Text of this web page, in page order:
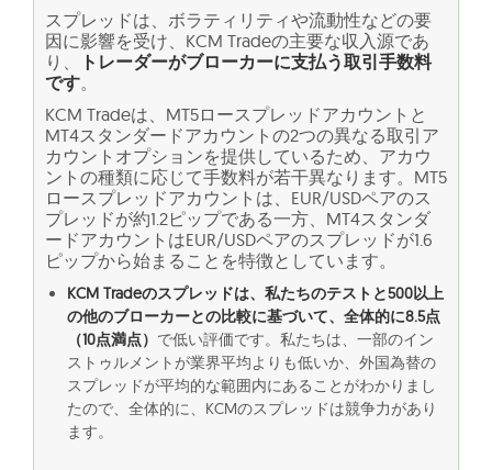
スプレッドは、ボラティリティや流動性などの要
因に影響を受け、KCM Tradeの主要な収入源であ
り、
トレーダーがブローカーに支払う取引手数料
です。
KCM Tradeは、MT5ロースプレッドアカウントと
MT4スタンダードアカウントの2つの異なる取引ア
カウントオプションを提供しているため、アカウ
ントの種類に応じて手数料が若干異なります。MT5
ロースプレッドアカウントは、EUR/USDペアのス
プレッドが約1.2ピップである一方、MT4スタンダ
ードアカウントはEUR/USDペアのスプレッドが1.6
ピップから始まることを特徴としています。
KCM Tradeのスプレッドは、私たちのテストと500以上
の他のブローカーとの比較に基づいて、全体的に8.5点
（10点満点） で低い評価です。私たちは、一部のイン
ストゥルメントが業界平均よりも低いか、外国為替の
スプレッドが平均的な範囲内にあることがわかりまし
たので、全体的に、KCMのスプレッドは競争力があり
ます。